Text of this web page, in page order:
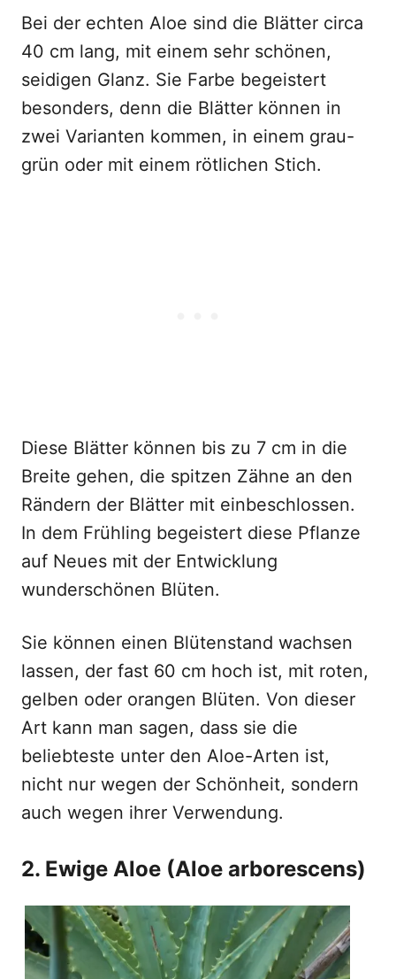
Bei der echten Aloe sind die Blätter circa
40 cm lang, mit einem sehr schönen,
seidigen Glanz. Sie Farbe begeistert
besonders, denn die Blätter können in
zwei Varianten kommen, in einem grau-
grün oder mit einem rötlichen Stich.
Diese Blätter können bis zu 7 cm in die
Breite gehen, die spitzen Zähne an den
Rändern der Blätter mit einbeschlossen.
In dem Frühling begeistert diese Pflanze
auf Neues mit der Entwicklung
wunderschönen Blüten.
Sie können einen Blütenstand wachsen
lassen, der fast 60 cm hoch ist, mit roten,
gelben oder orangen Blüten. Von dieser
Art kann man sagen, dass sie die
beliebteste unter den Aloe-Arten ist,
nicht nur wegen der Schönheit, sondern
auch wegen ihrer Verwendung.
2. Ewige Aloe (Aloe arborescens)